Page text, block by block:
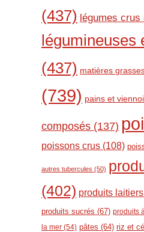
(437) légumes crus
légumineuses
(437) matières
(739) pains et
composés (137)
poissons crus (108)
autres tubercules (50)
(402) produits
produits sucrés (67) produits
la mer (54) pâtes (64) riz et